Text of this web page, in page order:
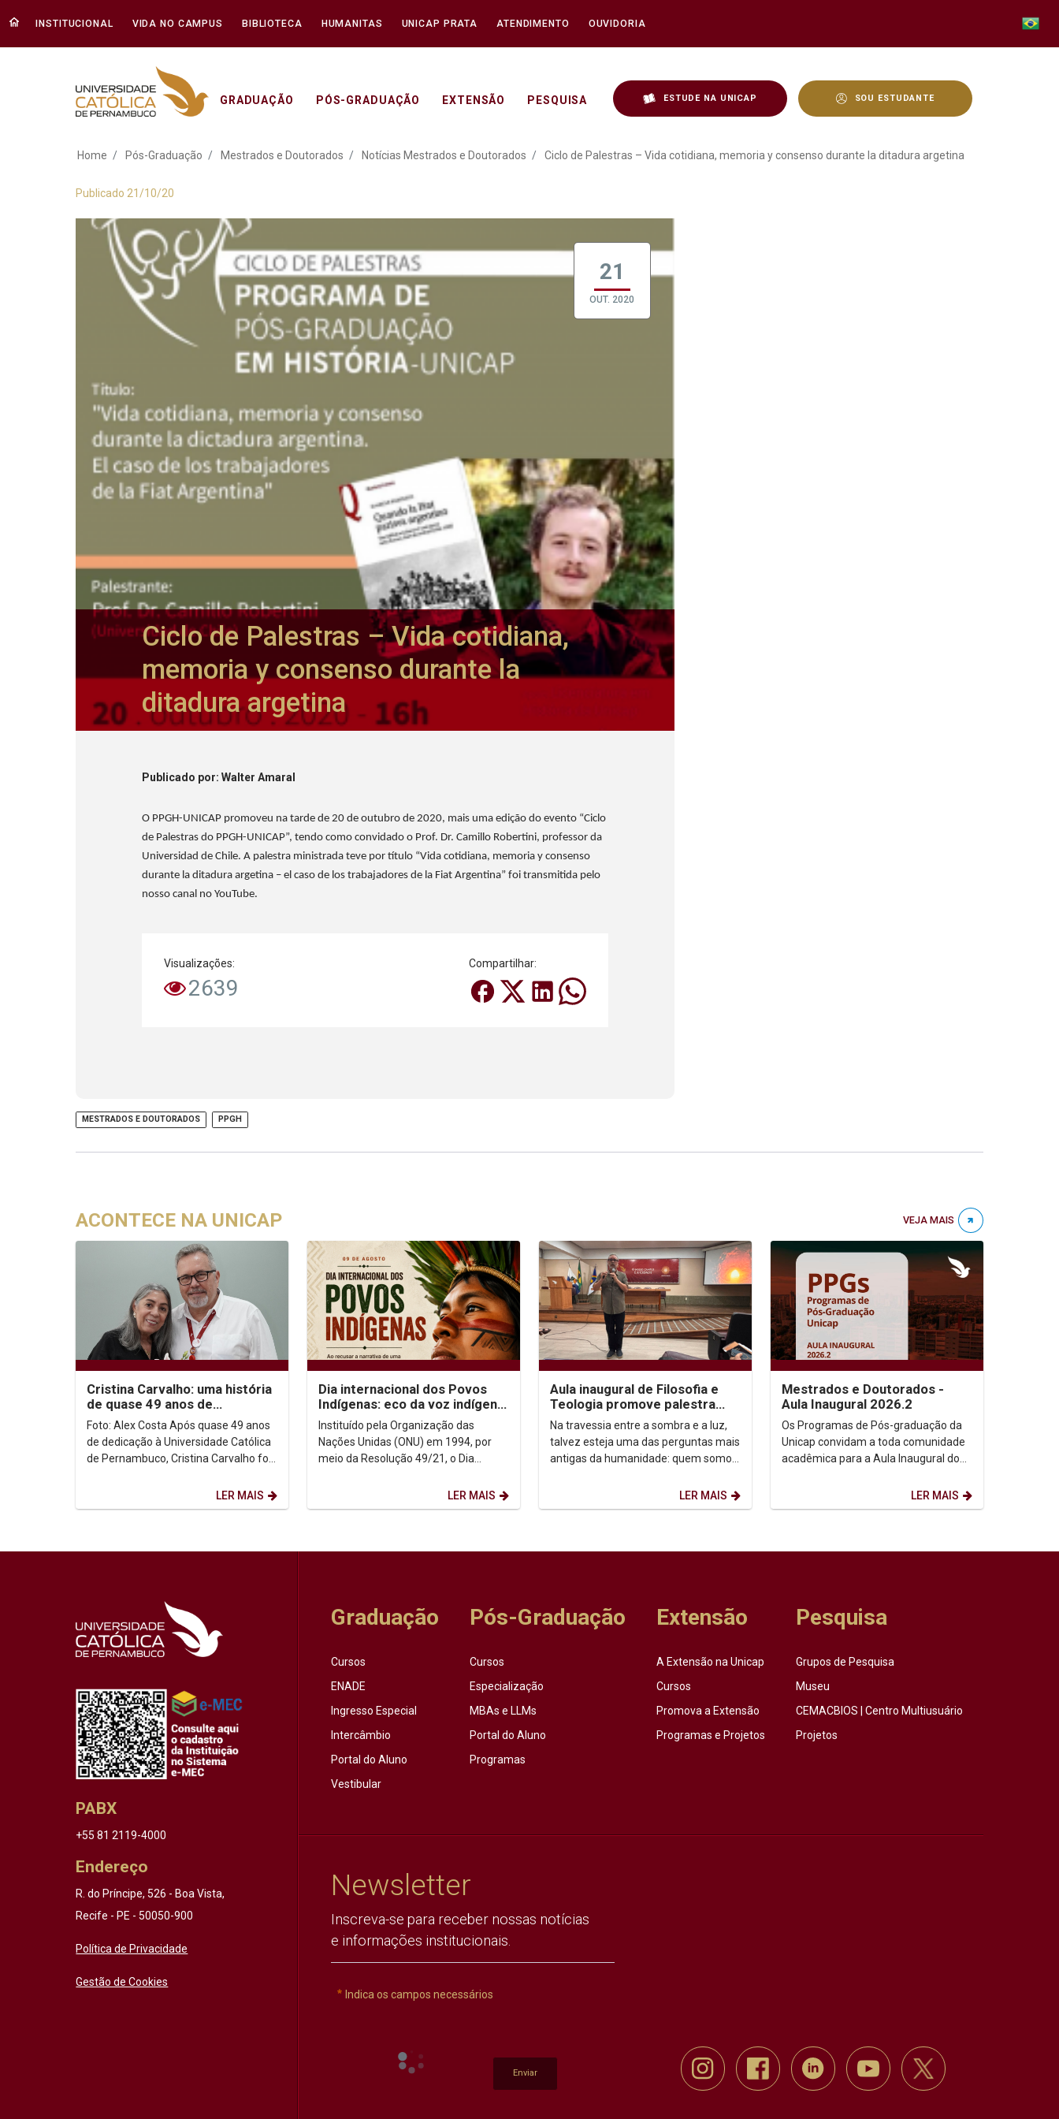
INSTITUCIONAL VIDA NO CAMPUS BIBLIOTECA HUMANITAS UNICAP PRATA ATENDIMENTO OUVIDORIA
GRADUAÇÃO PÓS-GRADUAÇÃO EXTENSÃO PESQUISA ESTUDE NA UNICAP SOU ESTUDANTE
Ciclo de Palestras – Vida cotidiana, memoria y consenso durante la
Home Pós-Graduação Mestrados e Doutorados Notícias Mestrados e Doutorados Ciclo de Palestras – Vida cotidiana, memoria y consenso durante la ditadura argetina
Publicado 21/10/20
21
OUT. 2020
Ciclo de Palestras – Vida cotidiana,
memoria y consenso durante la
ditadura argetina
Publicado por: Walter Amaral
O PPGH-UNICAP promoveu na tarde de 20 de outubro de 2020, mais uma edição do evento “Ciclo
de Palestras do PPGH-UNICAP”, tendo como convidado o Prof. Dr. Camillo Robertini, professor da
Universidad de Chile. A palestra ministrada teve por título “Vida cotidiana, memoria y consenso
durante la ditadura argetina – el caso de los trabajadores de la Fiat Argentina” foi transmitida pelo
nosso canal no YouTube.
Visualizações:
2639
Compartilhar:
MESTRADOS E DOUTORADOS PPGH
ACONTECE NA UNICAP VEJA MAIS
Cristina Carvalho: uma história
de quase 49 anos de
dedicação à Unicap
Foto: Alex Costa Após quase 49 anos
de dedicação à Universidade Católica
de Pernambuco, Cristina Carvalho foi
LER MAIS
Dia internacional dos Povos
Indígenas: eco da voz indígena
no contexto urbano
Instituído pela Organização das
Nações Unidas (ONU) em 1994, por
meio da Resolução 49/21, o Dia
de agosto) firma-se como...LER MAIS
Aula inaugural de Filosofia e
Teologia promove palestra
sobre autoconhecimento
Na travessia entre a sombra e a luz,
talvez esteja uma das perguntas mais
antigas da humanidade: quem somos,
LER MAIS
Mestrados e Doutorados -
Aula Inaugural 2026.2
Os Programas de Pós-graduação da
Unicap convidam a toda comunidade
acadêmica para a Aula Inaugural do
LER MAIS
PABX
+55 81 2119-4000
Endereço
R. do Príncipe, 526 - Boa Vista,
Recife - PE - 50050-900
Política de Privacidade
Gestão de Cookies
Graduação
Cursos
ENADE
Ingresso Especial
Intercâmbio
Portal do Aluno
Vestibular
Pós-Graduação
Cursos
Especialização
MBAs e LLMs
Portal do Aluno
Programas
Extensão
A Extensão na Unicap
Cursos
Promova a Extensão
Programas e Projetos
Pesquisa
Grupos de Pesquisa
Museu
CEMACBIOS | Centro Multiusuário
Projetos
Newsletter
Inscreva-se para receber nossas notícias
e informações institucionais.
Indica os campos necessários
Enviar